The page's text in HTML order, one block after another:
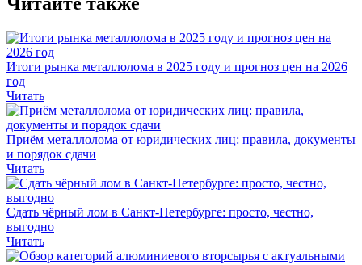
Итоги рынка металлолома в 2025 году и прогноз цен на 2026
год
Читать
Приём металлолома от юридических лиц: правила, документы
и порядок сдачи
Читать
Сдать чёрный лом в Санкт-Петербурге: просто, честно,
выгодно
Читать